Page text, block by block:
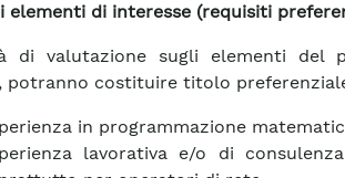
elementi di interesse (requisiti
di valutazione sugli elementi del
potranno costituire titolo
in programmazione
lavorativa e/o di